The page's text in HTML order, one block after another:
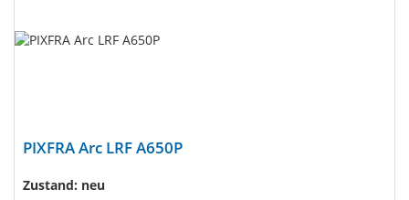
PIXFRA Arc LRF A650P
Zustand: neu